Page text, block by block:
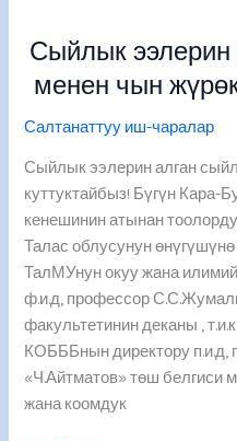
Сыйлык ээлерин
менен чын
Салтанаттуу иш-чаралар
Сыйлык ээлерин алган
куттуктайбыз! Бүгүн Кара-
кенешинин атынан
Талас облусунун
ТалМУнун окуу жана
ф.и.д, профессор
факультетинин деканы ,
КОБББнын директору
«Ч.Айтматов» төш белгиси
жана коомдук
алган
сыйлыктары
чын
куттуктайбыз!